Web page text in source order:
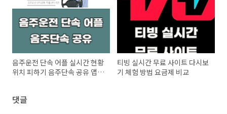
음주운전 단속 어플 실시간 현황
위치 피하기 음주단속 공유 앱
티빙 실시간 무료 사이트 다시보
기 체험 방법 요금제 비교
댓글